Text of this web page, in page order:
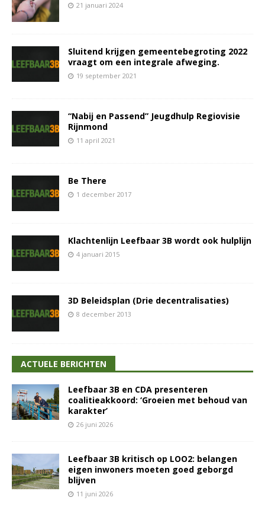
21 januari 2024
Sluitend krijgen gemeentebegroting 2022
vraagt om een integrale afweging.
19 september 2021
“Nabij en Passend” Jeugdhulp Regiovisie
Rijnmond
11 april 2021
Be There
1 december 2017
Klachtenlijn Leefbaar 3B wordt ook hulplijn
4 januari 2015
3D Beleidsplan (Drie decentralisaties)
8 december 2013
ACTUELE BERICHTEN
Leefbaar 3B en CDA presenteren
coalitieakkoord: ‘Groeien met behoud van
karakter’
26 juni 2026
Leefbaar 3B kritisch op LOO2: belangen
eigen inwoners moeten goed geborgd
blijven
11 juni 2026